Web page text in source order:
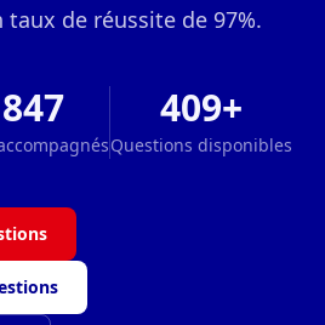
taux de réussite de 97%.
409+
Questions disponibles